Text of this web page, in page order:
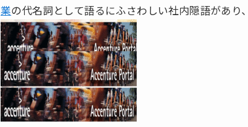
業の代名詞として語るにふさわしい社内隠語があり